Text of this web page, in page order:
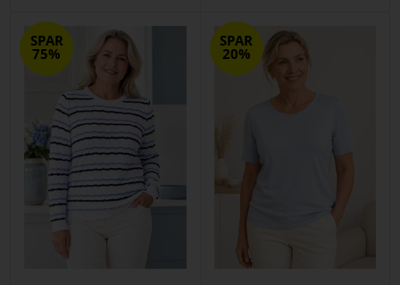
SPAR
75%
SPAR
20%